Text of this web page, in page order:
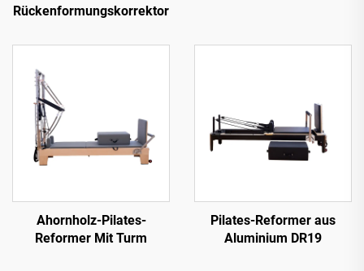
Rückenformungskorrektor
Ahornholz-Pilates-
Reformer Mit Turm
Pilates-Reformer aus
Aluminium DR19